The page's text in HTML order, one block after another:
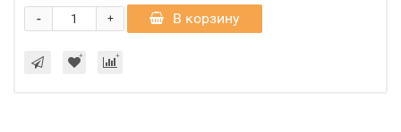
+
- В корзину